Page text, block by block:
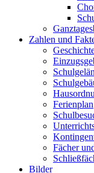
Zahlen und
Ferienplan
Fächer
Bilder